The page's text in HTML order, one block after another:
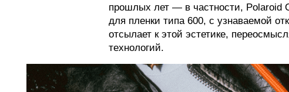
прошлых лет — в частности, Polaroid
для пленки типа 600, с узнаваемой
отсылает к этой эстетике,
технологий.